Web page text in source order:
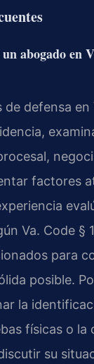
abogado en
de defensa en
factores
Va. Code §
para
posible.
la
físicas o la
su